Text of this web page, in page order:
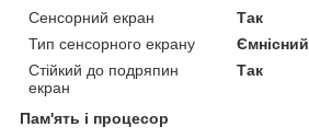
Сенсорний екран
Так
Тип сенсорного екрану
Ємнісний
Стійкий до подряпин
екран
Так
Пам'ять і процесор